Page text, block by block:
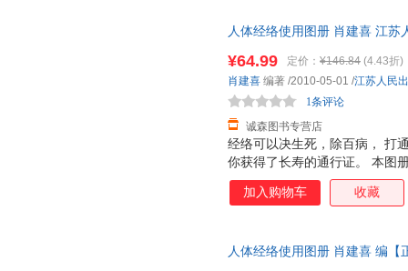
穴、功能疗效一目了然，查找
清晰，尤其方便中老年读者的
人体经络使用图册 肖建喜 江苏
经络可以决生死，除百病， 打
你获得了长寿的通行证。 本图
打通经络的最快途经。 ◎ 专家
编著，易玮博士审定； ◎ 内容
穴、功能疗效一目了然，查找
¥64.99 定价： ¥146.84 (4.43折)
诚森图书专营店
1条评论
肖建喜 编著 /2010-05-01 /江苏人民
加入购物车 收藏
人体经络使用图册 肖建喜 编【